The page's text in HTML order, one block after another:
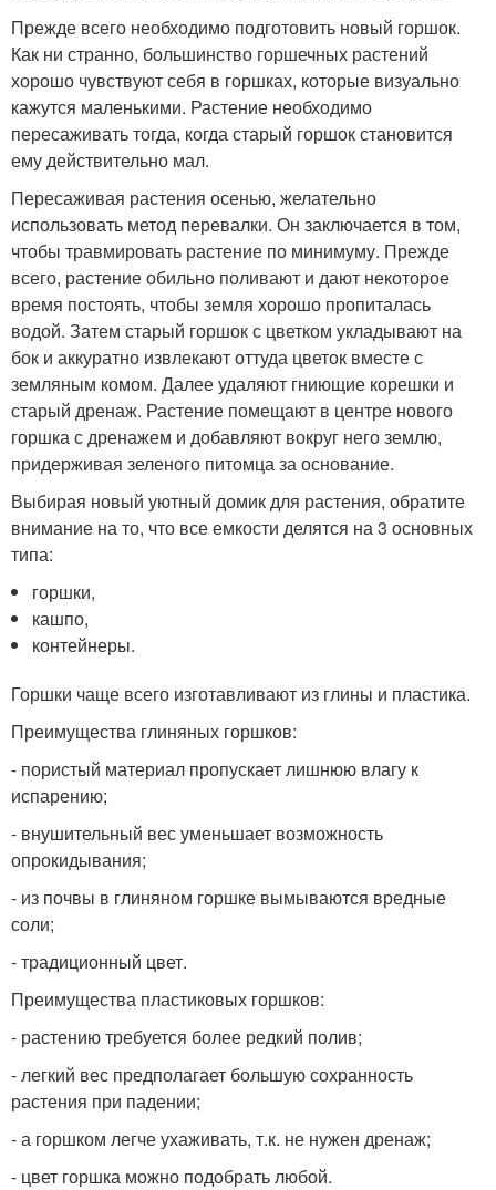
Прежде всего необходимо подготовить новый горшок.
Как ни странно, большинство горшечных растений
хорошо чувствуют себя в горшках, которые визуально
кажутся маленькими. Растение необходимо
пересаживать тогда, когда старый горшок становится
ему действительно мал.
Пересаживая растения осенью, желательно
использовать метод перевалки. Он заключается в том,
чтобы травмировать растение по минимуму. Прежде
всего, растение обильно поливают и дают некоторое
время постоять, чтобы земля хорошо пропиталась
водой. Затем старый горшок с цветком укладывают на
бок и аккуратно извлекают оттуда цветок вместе с
земляным комом. Далее удаляют гниющие корешки и
старый дренаж. Растение помещают в центре нового
горшка с дренажем и добавляют вокруг него землю,
придерживая зеленого питомца за основание.
Выбирая новый уютный домик для растения, обратите
внимание на то, что все емкости делятся на 3 основных
типа:
горшки,
кашпо,
контейнеры.
Горшки чаще всего изготавливают из глины и пластика.
Преимущества глиняных горшков:
- пористый материал пропускает лишнюю влагу к
испарению;
- внушительный вес уменьшает возможность
опрокидывания;
- из почвы в глиняном горшке вымываются вредные
соли;
- традиционный цвет.
Преимущества пластиковых горшков:
- растению требуется более редкий полив;
- легкий вес предполагает большую сохранность
растения при падении;
- а горшком легче ухаживать, т.к. не нужен дренаж;
- цвет горшка можно подобрать любой.